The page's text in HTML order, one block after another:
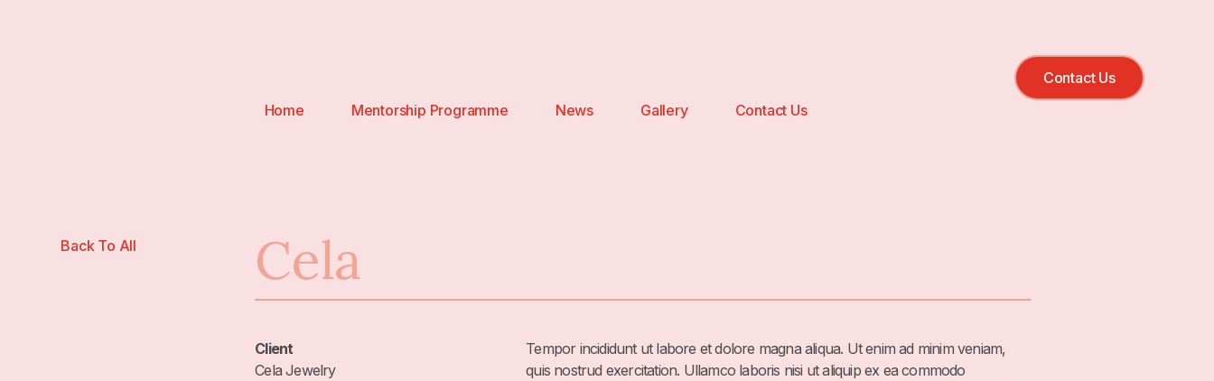
Contact Us
Home
Mentorship Programme News Gallery Contact Us
Back To All Cela
Client
Cela Jewelry
Tempor incididunt ut labore et dolore magna aliqua. Ut enim ad minim veniam,
quis nostrud exercitation. Ullamco laboris nisi ut aliquip ex ea commodo